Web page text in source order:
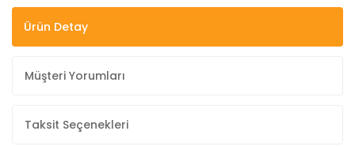
Ürün Detay
Müşteri Yorumları
Taksit Seçenekleri